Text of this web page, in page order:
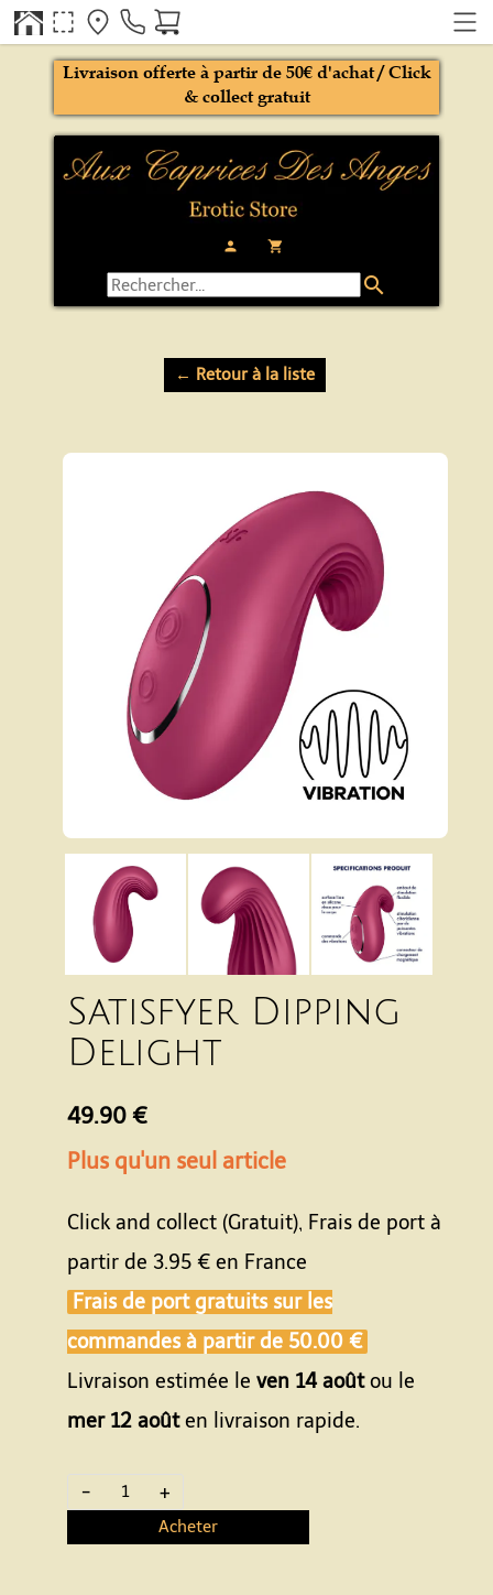
person local_grocery_store
Livraison offerte à partir de 50€ d'achat / Click
& collect gratuit
search
← Retour à la liste
Satisfyer Dipping
Delight
49.90 €
Plus qu'un seul article
Click and collect (Gratuit), Frais de port à
partir de 3.95 € en France
Frais de port gratuits sur les
commandes à partir de 50.00 €
Livraison estimée le ven 14 aoûtou le
mer 12 aoûten livraison rapide.
- +
Acheter